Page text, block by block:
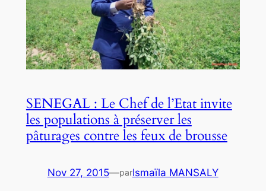
SENEGAL : Le Chef de l’Etat invite
les populations à préserver les
pâturages contre les feux de brousse
Nov 27, 2015—parIsmaïla MANSALY